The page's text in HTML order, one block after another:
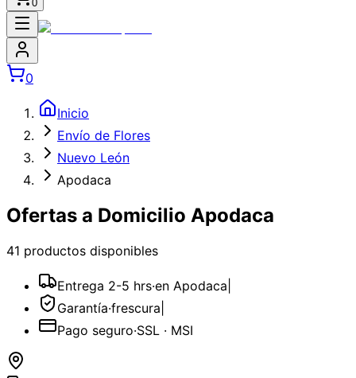
0
0
Inicio
Envío de Flores
Nuevo León
Apodaca
Ofertas a Domicilio Apodaca
41 productos disponibles
Entrega 2-5 hrs·en Apodaca
Garantía·frescura
Pago seguro·SSL · MSI